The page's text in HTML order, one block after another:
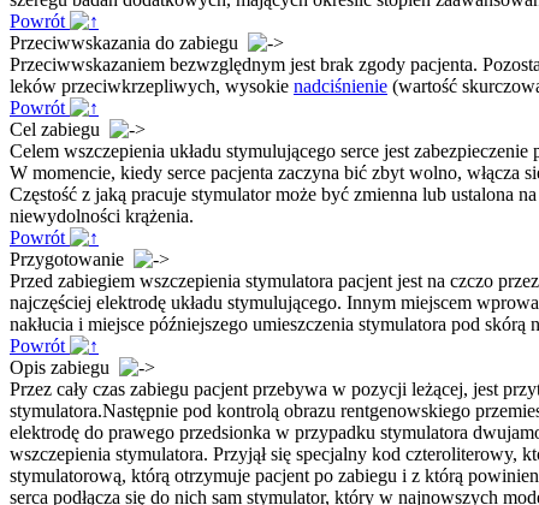
Powrót
Przeciwwskazania do zabiegu
Przeciwwskazaniem bezwzględnym jest brak zgody pacjenta.
leków przeciwkrzepliwych, wysokie nadciśnienie (wartość
Powrót
Cel zabiegu
Celem wszczepienia układu stymulującego serce jest
W momencie, kiedy serce pacjenta zaczyna bić zbyt wolno, włącza
Częstość z jaką pracuje stymulator może być zmienna lub ustalona
niewydolności krążenia.
Powrót
Przygotowanie
Przed zabiegiem wszczepienia stymulatora pacjent jest na czczo
najczęściej elektrodę układu stymulującego. Innym miejscem
nakłucia i miejsce późniejszego umieszczenia stymulatora pod
Powrót
Opis zabiegu
Przez cały czas zabiegu pacjent przebywa w pozycji leżącej, jest
stymulatora.Następnie pod kontrolą obrazu rentgenowskiego
elektrodę do prawego przedsionka w przypadku stymulatora
wszczepienia stymulatora. Przyjął się specjalny kod czteroliterowy,
stymulatorową, którą otrzymuje pacjent po zabiegu i z którą
serca podłącza się do nich sam stymulator, który w najnowszych